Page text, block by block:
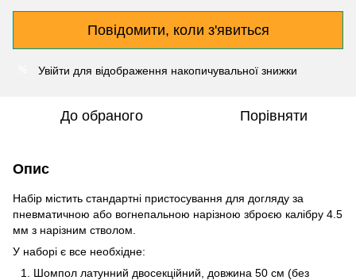
Повідомити, коли з'явиться
Увійти для відображення накопичувальної знижки
До обраного Порівняти
Опис
Набір містить стандартні пристосування для догляду за
пневматичною або вогнепальною нарізною зброєю калібру 4.5
мм з нарізним стволом.
У наборі є все необхідне:
Шомпол латунний двосекційний, довжина 50 см (без